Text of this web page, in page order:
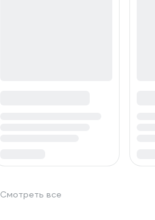
Смотреть все